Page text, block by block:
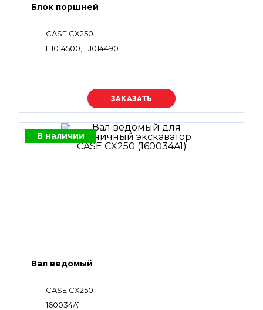
Блок поршней
CASE CX250
LJ014500, LJ014490
Уточняйте цену
В наличии
Вал ведомый
CASE CX250
160034A1